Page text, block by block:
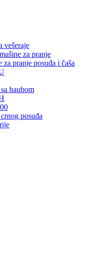
vešeraje
za pranje
za pranje posuđa i čaša
haubom
posuđa